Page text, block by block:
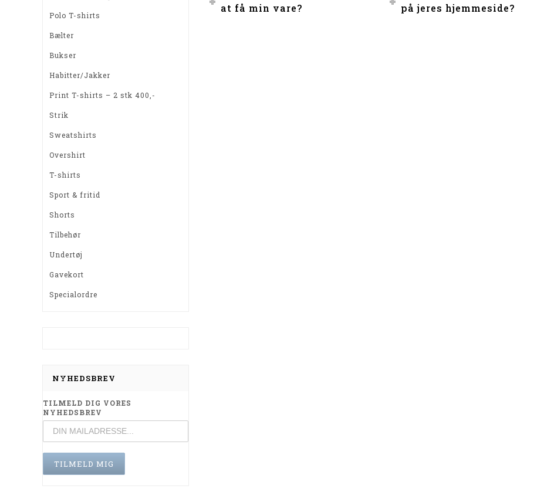
at få min vare?
på jeres hjemmeside?
Polo T-shirts
Bælter
Bukser
Habitter/Jakker
Print T-shirts – 2 stk 400,-
Strik
Sweatshirts
Overshirt
T-shirts
Sport & fritid
Shorts
Tilbehør
Undertøj
Gavekort
Specialordre
NYHEDSBREV
TILMELD DIG VORES
NYHEDSBREV